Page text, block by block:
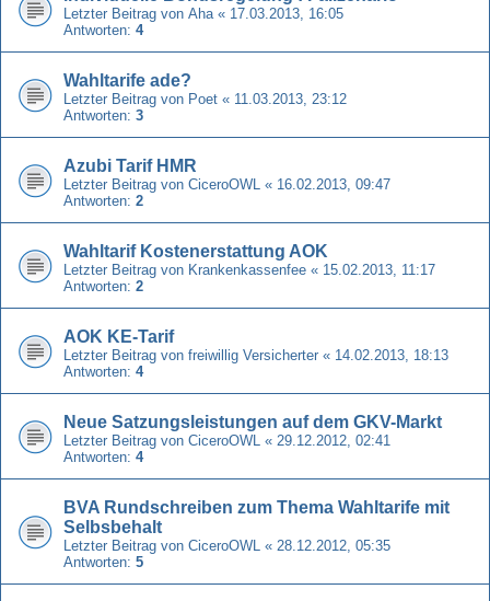
Letzter Beitrag von Aha « 17.03.2013, 16:05
Antworten: 4
Wahltarife ade?
Letzter Beitrag von Poet « 11.03.2013, 23:12
Antworten: 3
Azubi Tarif HMR
Letzter Beitrag von CiceroOWL « 16.02.2013, 09:47
Antworten: 2
Wahltarif Kostenerstattung AOK
Letzter Beitrag von Krankenkassenfee « 15.02.2013, 11:17
Antworten: 2
AOK KE-Tarif
Letzter Beitrag von freiwillig Versicherter « 14.02.2013, 18:13
Antworten: 4
Neue Satzungsleistungen auf dem GKV-Markt
Letzter Beitrag von CiceroOWL « 29.12.2012, 02:41
Antworten: 4
BVA Rundschreiben zum Thema Wahltarife mit
Selbsbehalt
Letzter Beitrag von CiceroOWL « 28.12.2012, 05:35
Antworten: 5